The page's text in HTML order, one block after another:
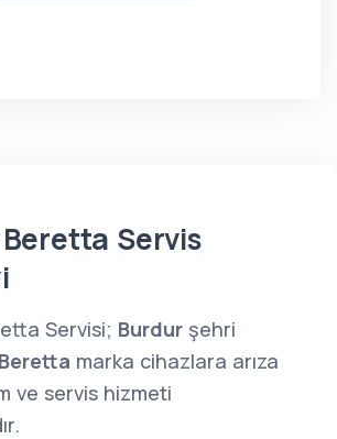
Servis
Servisi; Burdur şehri
Beretta marka cihazlara arıza
ve servis hizmeti